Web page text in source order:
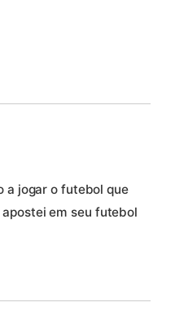
a jogar o futebol que
em seu futebol